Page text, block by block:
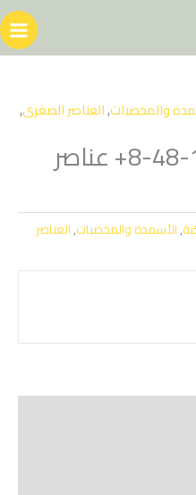
والمخصبات,العناصر الصغرى,
سول – يو – جرو 12-48-8+ عناصر
,الأسمدة والمخصبات,العناصر